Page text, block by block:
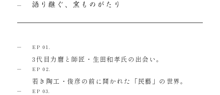
EP 01.
3代目力麿と師匠・生田和孝氏の出会い。
EP 02.
若き陶工・俊彦の前に開かれた「民藝」の世界。
EP 03.